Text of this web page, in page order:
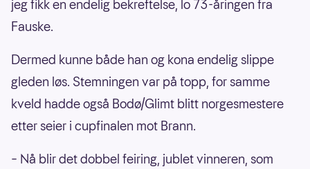
jeg fikk en endelig bekreftelse, lo 73-åringen fra
Fauske.
Dermed kunne både han og kona endelig slippe
gleden løs. Stemningen var på topp, for samme
kveld hadde også Bodø/Glimt blitt norgesmestere
etter seier i cupfinalen mot Brann.
– Nå blir det dobbel feiring, jublet vinneren, som